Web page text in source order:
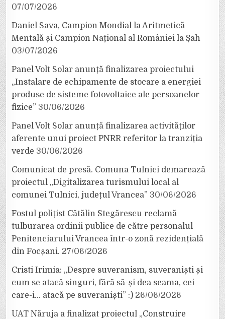
07/07/2026
Daniel Sava, Campion Mondial la Aritmetică
Mentală și Campion Național al României la Șah
03/07/2026
Panel Volt Solar anunță finalizarea proiectului
„Instalare de echipamente de stocare a energiei
produse de sisteme fotovoltaice ale persoanelor
fizice” 30/06/2026
Panel Volt Solar anunță finalizarea activităților
aferente unui proiect PNRR referitor la tranziția
verde 30/06/2026
Comunicat de presă. Comuna Tulnici demarează
proiectul „Digitalizarea turismului local al
comunei Tulnici, județul Vrancea” 30/06/2026
Fostul polițist Cătălin Stegărescu reclamă
tulburarea ordinii publice de către personalul
Penitenciarului Vrancea într-o zonă rezidențială
din Focșani. 27/06/2026
Cristi Irimia: „Despre suveranism, suveraniști și
cum se atacă singuri, fără să-și dea seama, cei
care-i… atacă pe suveraniști” :) 26/06/2026
UAT Năruja a finalizat proiectul „Construire